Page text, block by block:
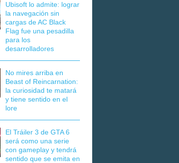
Ubisoft lo admite: lograr
la navegación sin
cargas de AC Black
Flag fue una pesadilla
para los
desarrolladores
No mires arriba en
Beast of Reincarnation:
la curiosidad te matará
y tiene sentido en el
lore
El Tráiler 3 de GTA 6
será como una serie
con gameplay y tendrá
sentido que se emita en